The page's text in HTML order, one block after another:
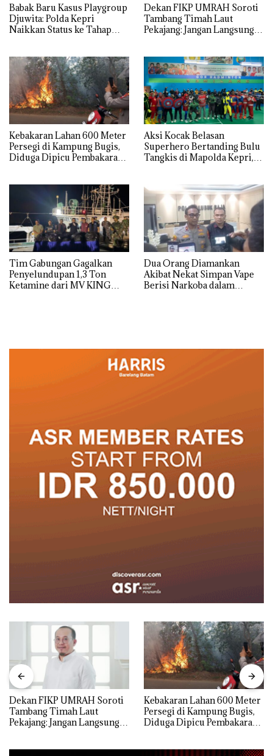
Babak Baru Kasus Playgroup
Djuwita: Polda Kepri
Naikkan Status ke Tahap
Dekan FIKP UMRAH Soroti
Tambang Timah Laut
Pekajang: Jangan Langsung
Lingkungannya
Kebakaran Lahan 600 Meter
Persegi di Kampung Bugis,
Diduga Dipicu Pembakaran
Aksi Kocak Belasan
Superhero Bertanding Bulu
Tangkis di Mapolda Kepri,
Tim Gabungan Gagalkan
Penyelundupan 1,3 Ton
Ketamine dari MV KING
Dua Orang Diamankan
Akibat Nekat Simpan Vape
Berisi Narkoba dalam
Dekan FIKP UMRAH Soroti
Tambang Timah Laut
Pekajang: Jangan Langsung
Kebakaran Lahan 600 Meter
Persegi di Kampung Bugis,
Diduga Dipicu Pembakaran